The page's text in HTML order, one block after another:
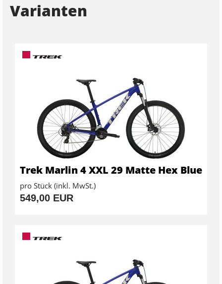
Varianten
Trek Marlin 4 XXL 29 Matte Hex Blue
pro Stück (inkl. MwSt.)
549,00 EUR